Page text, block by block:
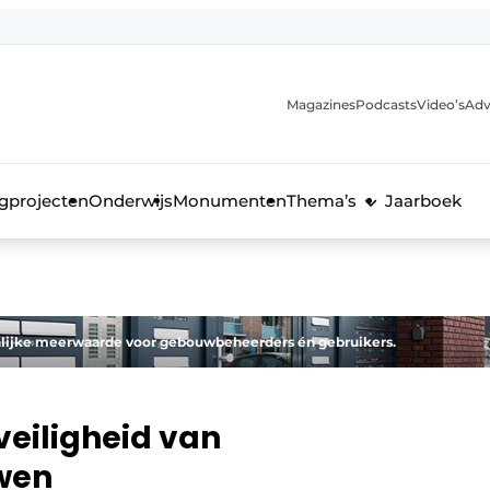
MagazinesPodcastsVideo’s
OnderwijsMonumentenThema’s Jaarboek
meerwaarde voor gebouwbeheerders én gebruikers.
van